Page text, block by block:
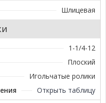
Шлицевая
1-1/4-12
Плоский
Игольчатые ролики
Открыть таблицу